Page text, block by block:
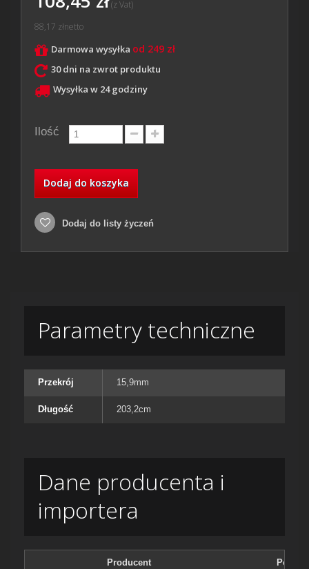
(z Vat)
88,17 złnetto
Darmowa wysyłka od 249 zł
30 dni na zwrot produktu
Wysyłka w 24 godziny
Ilość
Dodaj do koszyka
Dodaj do listy życzeń
Parametry techniczne
Przekrój 15,9mm
Długość 203,2cm
Dane producenta i
importera
Producent